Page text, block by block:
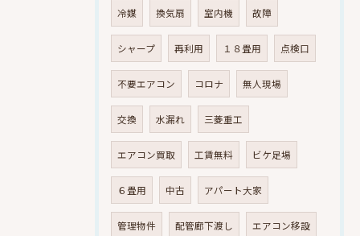
冷媒 換気扇 室内機 故障
シャープ 再利用 １８畳用 点検口
不要エアコン コロナ 無人現場
交換 水漏れ 三菱重工
エアコン買取 工賃無料 ビケ足場
６畳用 中古 アパート大家
管理物件 配管廊下渡し エアコン移設